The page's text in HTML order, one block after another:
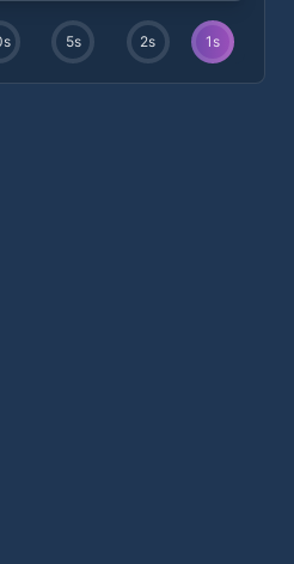
1 s
2s
5s
s